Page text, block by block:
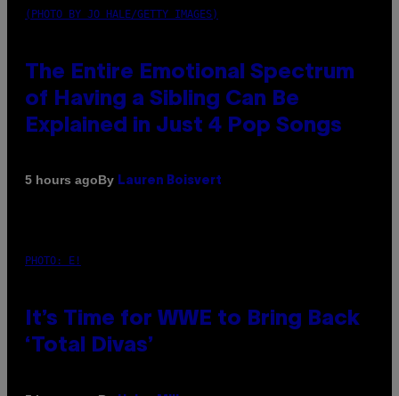
(PHOTO BY JO HALE/GETTY IMAGES)
The Entire Emotional Spectrum
of Having a Sibling Can Be
Explained in Just 4 Pop Songs
5 hours agoBy Lauren Boisvert
PHOTO: E!
It’s Time for WWE to Bring Back
‘Total Divas’